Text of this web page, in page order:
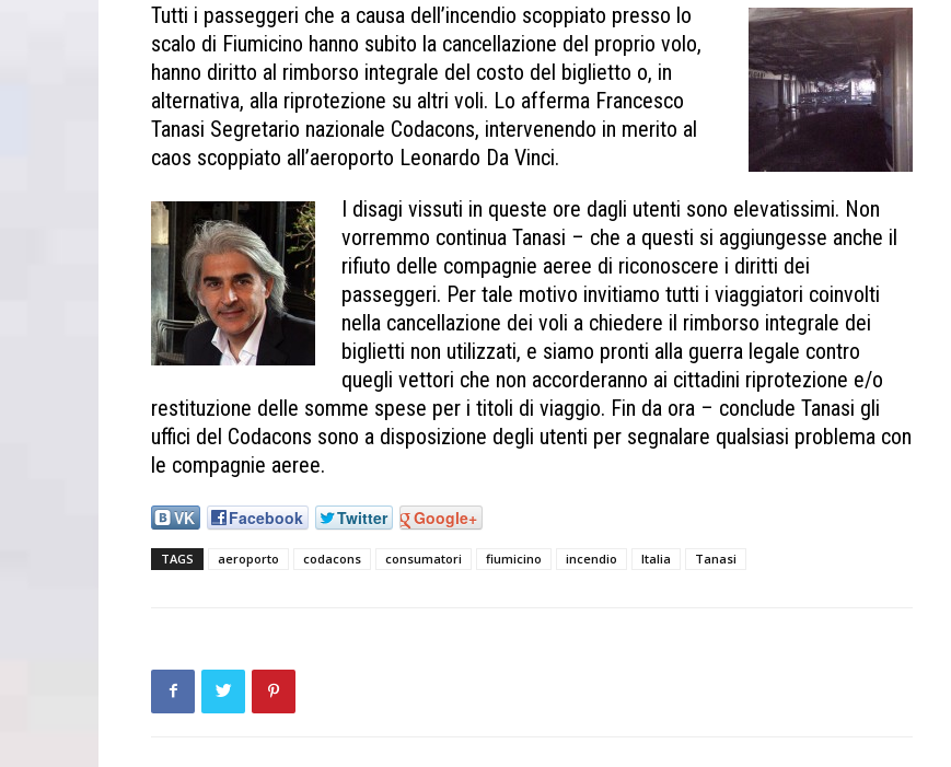
Tutti i passeggeri che a causa dell’incendio scoppiato presso lo
scalo di Fiumicino hanno subito la cancellazione del proprio volo,
hanno diritto al rimborso integrale del costo del biglietto o, in
alternativa, alla riprotezione su altri voli. Lo afferma Francesco
Tanasi Segretario nazionale Codacons, intervenendo in merito al
caos scoppiato all’aeroporto Leonardo Da Vinci.
I disagi vissuti in queste ore dagli utenti sono elevatissimi. Non
vorremmo continua Tanasi – che a questi si aggiungesse anche il
rifiuto delle compagnie aeree di riconoscere i diritti dei
passeggeri. Per tale motivo invitiamo tutti i viaggiatori coinvolti
nella cancellazione dei voli a chiedere il rimborso integrale dei
biglietti non utilizzati, e siamo pronti alla guerra legale contro
quegli vettori che non accorderanno ai cittadini riprotezione e/o
restituzione delle somme spese per i titoli di viaggio. Fin da ora – conclude Tanasi gli
uffici del Codacons sono a disposizione degli utenti per segnalare qualsiasi problema con
le compagnie aeree.
VK Facebook Twitter Google+
TAGS aeroporto codacons consumatori fiumicino incendio Italia Tanasi